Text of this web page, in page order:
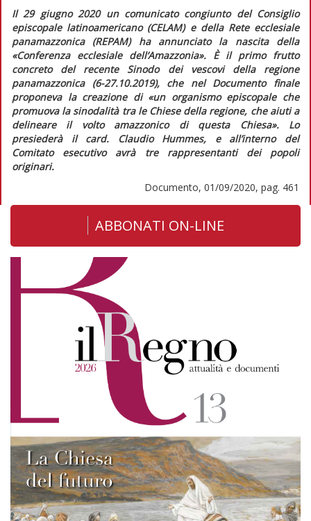
Il 29 giugno 2020 un comunicato congiunto del Consiglio
episcopale latinoamericano (CELAM) e della Rete ecclesiale
panamazzonica (REPAM) ha annunciato la nascita della
«Conferenza ecclesiale dell’Amazzonia». È il primo frutto
concreto del recente Sinodo dei vescovi della regione
panamazzonica (6-27.10.2019), che nel Documento finale
proponeva la creazione di «un organismo episcopale che
promuova la sinodalità tra le Chiese della regione, che aiuti a
delineare il volto amazzonico di questa Chiesa». Lo
presiederà il card. Claudio Hummes, e all’interno del
Comitato esecutivo avrà tre rappresentanti dei popoli
originari.
Documento, 01/09/2020, pag. 461
ABBONATI ON-LINE